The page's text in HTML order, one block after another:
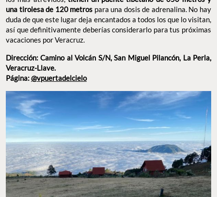
una tirolesa de 120 metros para una dosis de adrenalina. No hay
duda de que este lugar deja encantados a todos los que lo visitan,
así que definitivamente deberías considerarlo para tus próximas
vacaciones por Veracruz.
Dirección: Camino al Volcán S/N, San Miguel Pilancón, La Perla,
Veracruz-Llave.
Página:@vpuertadelcielo